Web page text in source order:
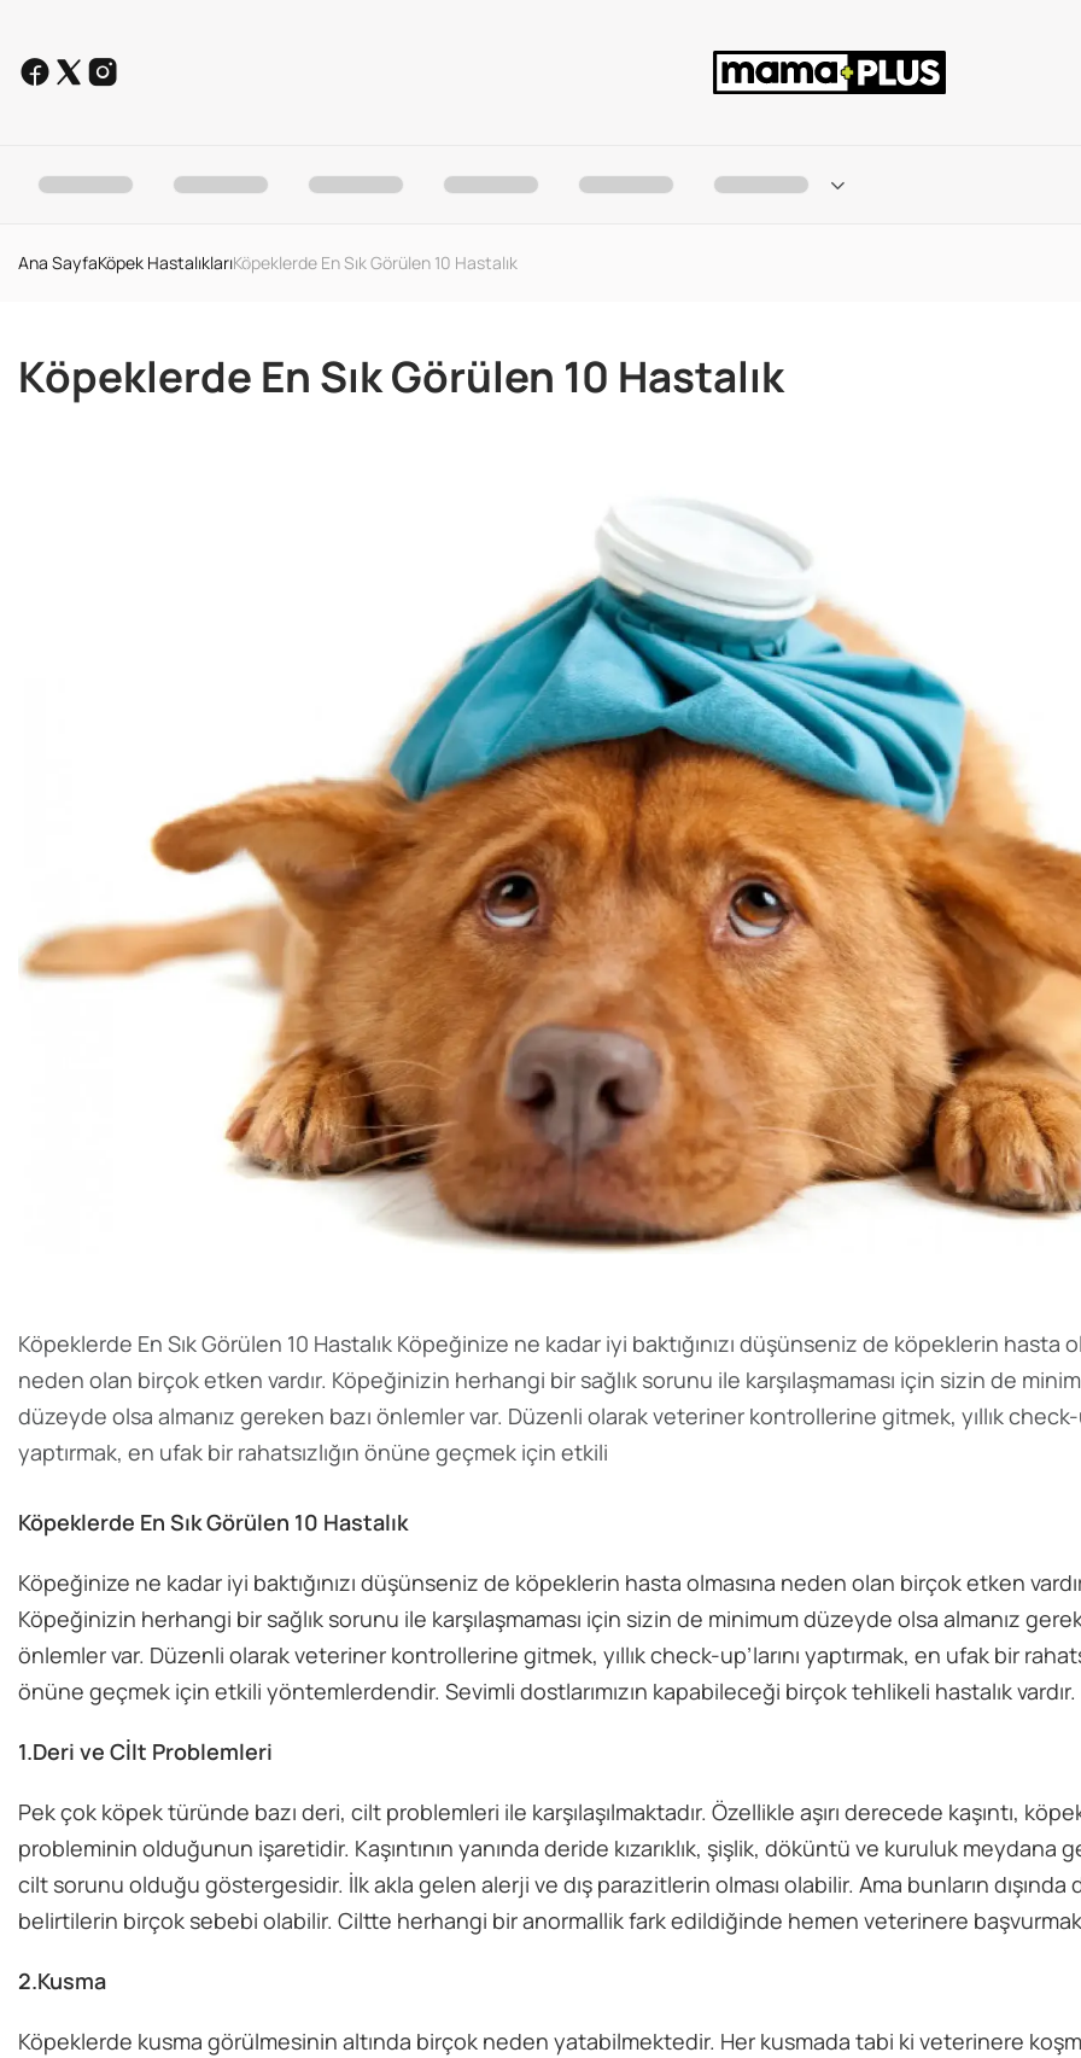
Ana SayfaKöpek HastalıklarıKöpeklerde En Sık Görülen 10 Hastalık
Köpeklerde En Sık Görülen 10 Hastalık
Köpeklerde En Sık Görülen 10 Hastalık Köpeğinize ne kadar iyi baktığınızı düşünseniz de köpeklerin hasta
neden olan birçok etken vardır. Köpeğinizin herhangi bir sağlık sorunu ile karşılaşmaması için sizin de
düzeyde olsa almanız gereken bazı önlemler var. Düzenli olarak veteriner kontrollerine gitmek, yıllık check-
yaptırmak, en ufak bir rahatsızlığın önüne geçmek için etkili
Köpeklerde En Sık Görülen 10 Hastalık
Köpeğinize ne kadar iyi baktığınızı düşünseniz de köpeklerin hasta olmasına neden olan birçok etken
Köpeğinizin herhangi bir sağlık sorunu ile karşılaşmaması için sizin de minimum düzeyde olsa almanız
önlemler var. Düzenli olarak veteriner kontrollerine gitmek, yıllık check-up’larını yaptırmak, en ufak bir
önüne geçmek için etkili yöntemlerdendir. Sevimli dostlarımızın kapabileceği birçok tehlikeli hastalık vardır.
1.Deri ve Cİlt Problemleri
Pek çok köpek türünde bazı deri, cilt problemleri ile karşılaşılmaktadır. Özellikle aşırı derecede kaşıntı,
probleminin olduğunun işaretidir. Kaşıntının yanında deride kızarıklık, şişlik, döküntü ve kuruluk meydana
cilt sorunu olduğu göstergesidir. İlk akla gelen alerji ve dış parazitlerin olması olabilir. Ama bunların dışında
belirtilerin birçok sebebi olabilir. Ciltte herhangi bir anormallik fark edildiğinde hemen veterinere
2.Kusma
Köpeklerde kusma görülmesinin altında birçok neden yatabilmektedir. Her kusmada tabi ki veterinere